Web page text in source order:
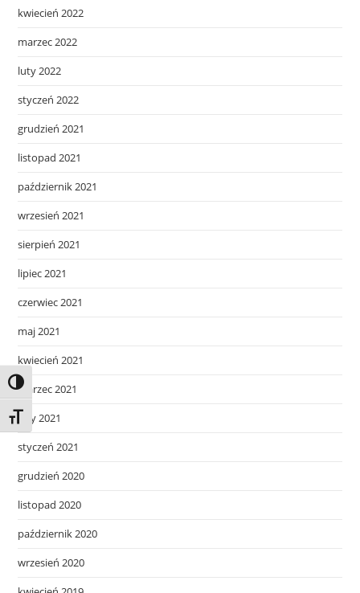
Toggle High Contrast
Toggle Font size
kwiecień 2022
marzec 2022
luty 2022
styczeń 2022
grudzień 2021
listopad 2021
październik 2021
wrzesień 2021
sierpień 2021
lipiec 2021
czerwiec 2021
maj 2021
kwiecień 2021
marzec 2021
luty 2021
styczeń 2021
grudzień 2020
listopad 2020
październik 2020
wrzesień 2020